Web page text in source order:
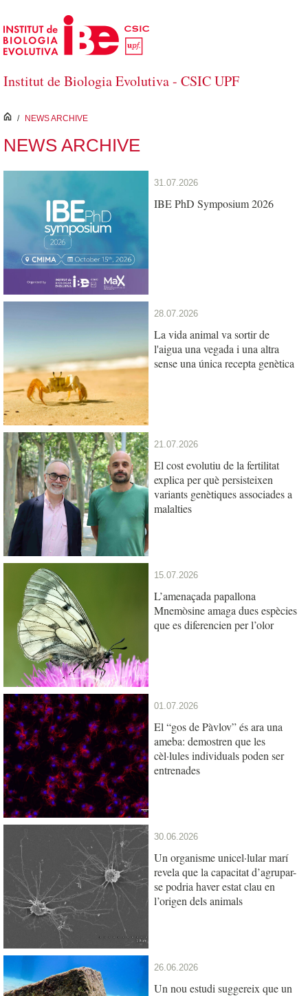
Salta al contingut principal
Institut de Biologia Evolutiva - CSIC UPF
inici
/ NEWS ARCHIVE
NEWS ARCHIVE
31.07.2026
IBE PhD Symposium 2026
28.07.2026
La vida animal va sortir de
l'aigua una vegada i una altra
sense una única recepta genètica
21.07.2026
El cost evolutiu de la fertilitat
explica per què persisteixen
variants genètiques associades a
malalties
15.07.2026
L’amenaçada papallona
Mnemòsine amaga dues espècies
que es diferencien per l’olor
01.07.2026
El “gos de Pàvlov” és ara una
ameba: demostren que les
cèl·lules individuals poden ser
entrenades
30.06.2026
Un organisme unicel·lular marí
revela que la capacitat d’agrupar-
se podria haver estat clau en
l’origen dels animals
26.06.2026
Un nou estudi suggereix que un